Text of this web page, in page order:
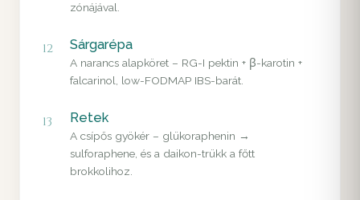
zónájával.
12 Sárgarépa
A narancs alapköret – RG-I pektin + β-karotin +
falcarinol, low-FODMAP IBS-barát.
13 Retek
A csípős gyökér – glükoraphenin →
sulforaphene, és a daikon-trükk a főtt
brokkolihoz.